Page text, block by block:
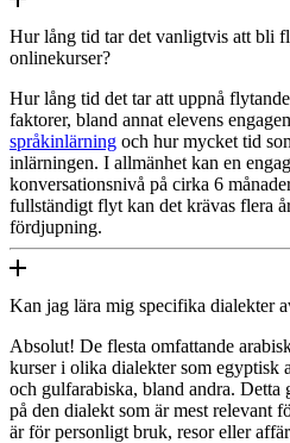
Hur lång tid tar det vanligtvis att bli
onlinekurser?
Hur lång tid det tar att uppnå
faktorer, bland annat elevens
språkinlärning och hur mycket tid
inlärningen. I allmänhet kan en
konversationsnivå på cirka 6
fullständigt flyt kan det krävas flera
fördjupning.
Kan jag lära mig specifika dialekter
Absolut! De flesta omfattande
kurser i olika dialekter som egyptisk
och gulfarabiska, bland andra. Detta
på den dialekt som är mest relevant
är för personligt bruk, resor eller